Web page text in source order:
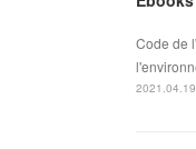
Code de